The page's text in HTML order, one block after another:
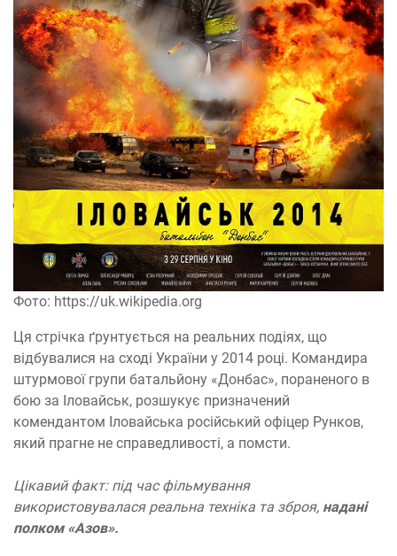
Фото: https://uk.wikipedia.org
Ця стрічка ґрунтується на реальних подіях, що
відбувалися на сході України у 2014 році. Командира
штурмової групи батальйону «Донбас», пораненого в
бою за Іловайськ, розшукує призначений
комендантом Іловайська російський офіцер Рунков,
який прагне не справедливості, а помсти.
Цікавий факт: під час фільмування
використовувалася реальна техніка та зброя, надані
полком «Азов».